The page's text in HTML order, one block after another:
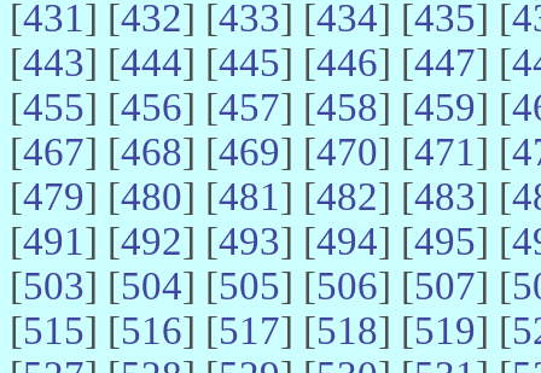
[431] [432] [433] [434] [435] [
[443] [444] [445] [446] [447] [
[455] [456] [457] [458] [459] [
[467] [468] [469] [470] [471] [
[479] [480] [481] [482] [483] [
[491] [492] [493] [494] [495] [
[503] [504] [505] [506] [507] [
[515] [516] [517] [518] [519] [